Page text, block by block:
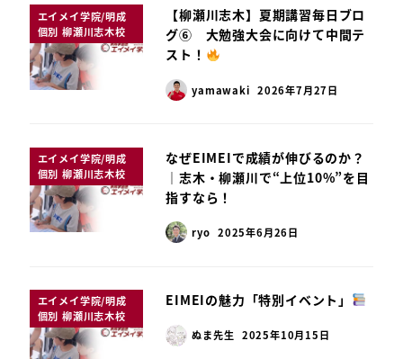
エイメイ学院/明成
個別 柳瀬川志木校
【柳瀬川志木】夏期講習毎日ブロ
グ⑥ 大勉強大会に向けて中間テ
スト！
yamawaki 2026年7月27日
エイメイ学院/明成
個別 柳瀬川志木校
なぜEIMEIで成績が伸びるのか？
｜志木・柳瀬川で“上位10%”を目
指すなら！
ryo 2025年6月26日
エイメイ学院/明成
個別 柳瀬川志木校
EIMEIの魅力「特別イベント」
ぬま先生 2025年10月15日